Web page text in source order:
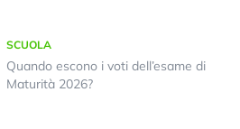
SCUOLA
Quando escono i voti dell’esame di
Maturità 2026?